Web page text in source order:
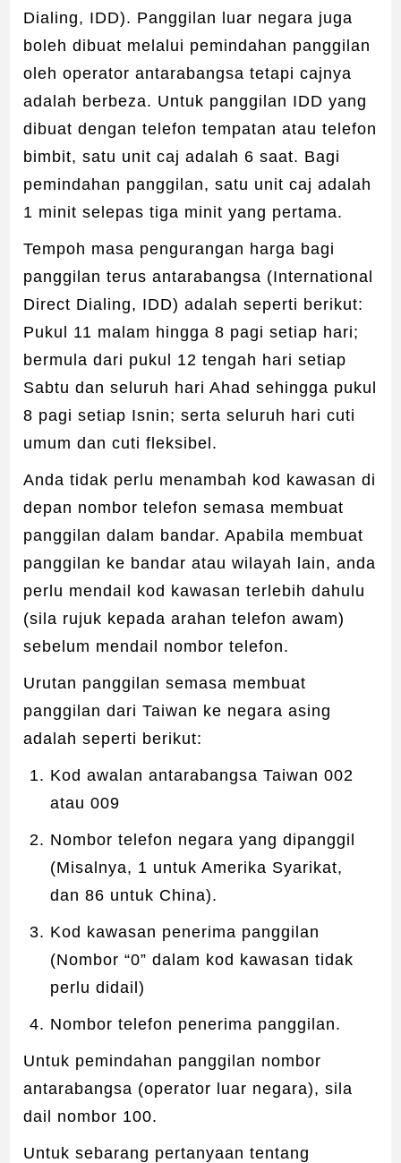
Dialing, IDD). Panggilan luar negara juga
boleh dibuat melalui pemindahan panggilan
oleh operator antarabangsa tetapi cajnya
adalah berbeza. Untuk panggilan IDD yang
dibuat dengan telefon tempatan atau telefon
bimbit, satu unit caj adalah 6 saat. Bagi
pemindahan panggilan, satu unit caj adalah
1 minit selepas tiga minit yang pertama.
Tempoh masa pengurangan harga bagi
panggilan terus antarabangsa (International
Direct Dialing, IDD) adalah seperti berikut:
Pukul 11 malam hingga 8 pagi setiap hari;
bermula dari pukul 12 tengah hari setiap
Sabtu dan seluruh hari Ahad sehingga pukul
8 pagi setiap Isnin; serta seluruh hari cuti
umum dan cuti fleksibel.
Anda tidak perlu menambah kod kawasan di
depan nombor telefon semasa membuat
panggilan dalam bandar. Apabila membuat
panggilan ke bandar atau wilayah lain, anda
perlu mendail kod kawasan terlebih dahulu
(sila rujuk kepada arahan telefon awam)
sebelum mendail nombor telefon.
Urutan panggilan semasa membuat
panggilan dari Taiwan ke negara asing
adalah seperti berikut:
Kod awalan antarabangsa Taiwan 002
atau 009
Nombor telefon negara yang dipanggil
(Misalnya, 1 untuk Amerika Syarikat,
dan 86 untuk China).
Kod kawasan penerima panggilan
(Nombor “0” dalam kod kawasan tidak
perlu didail)
Nombor telefon penerima panggilan.
Untuk pemindahan panggilan nombor
antarabangsa (operator luar negara), sila
dail nombor 100.
Untuk sebarang pertanyaan tentang